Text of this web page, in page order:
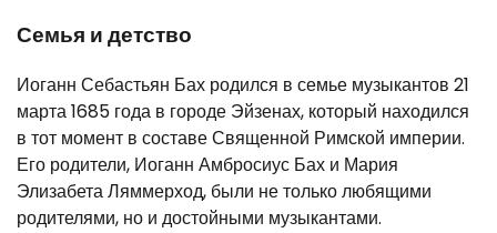
Семья и детство
Иоганн Себастьян Бах родился в семье музыкантов 21
марта 1685 года в городе Эйзенах, который находился
в тот момент в составе Священной Римской империи.
Его родители, Иоганн Амбросиус Бах и Мария
Элизабета Ляммерход, были не только любящими
родителями, но и достойными музыкантами.